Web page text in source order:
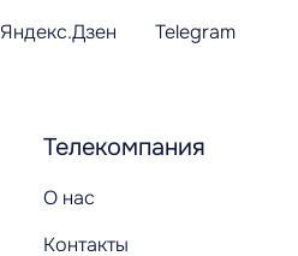
Телекомпания
О нас
Контакты
Яндекс.Дзен
Telegram